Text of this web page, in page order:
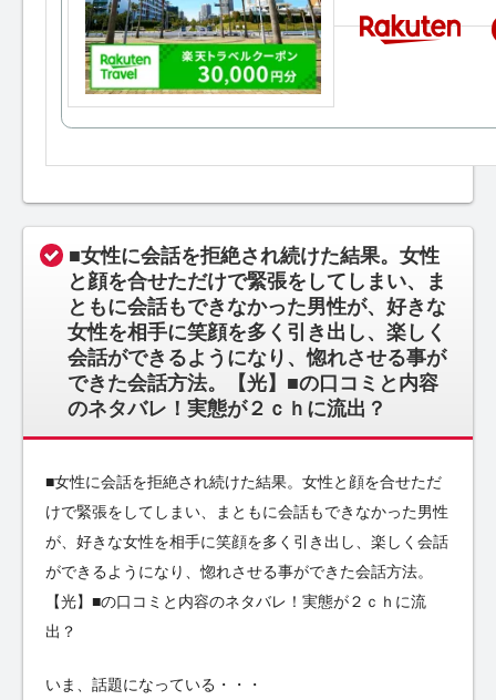
■女性に会話を拒絶され続けた結果。女性
と顔を合せただけで緊張をしてしまい、ま
ともに会話もできなかった男性が、好きな
女性を相手に笑顔を多く引き出し、楽しく
会話ができるようになり、惚れさせる事が
できた会話方法。【光】■の口コミと内容
のネタバレ！実態が２ｃｈに流出？
■女性に会話を拒絶され続けた結果。女性と顔を合せただ
けで緊張をしてしまい、まともに会話もできなかった男性
が、好きな女性を相手に笑顔を多く引き出し、楽しく会話
ができるようになり、惚れさせる事ができた会話方法。
【光】■の口コミと内容のネタバレ！実態が２ｃｈに流
出？
いま、話題になっている・・・